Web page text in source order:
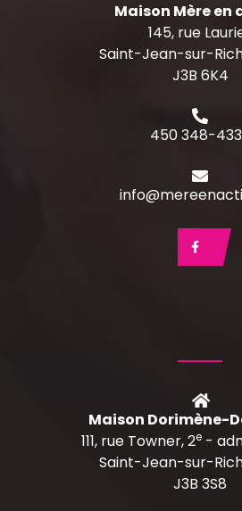
Maison Mère en
145, rue
Saint-Jean-sur-
J3B 6K4
450 348-
Maison Dorimène-
111, rue Towner, 2e -
Saint-Jean-sur-
J3B 3S8